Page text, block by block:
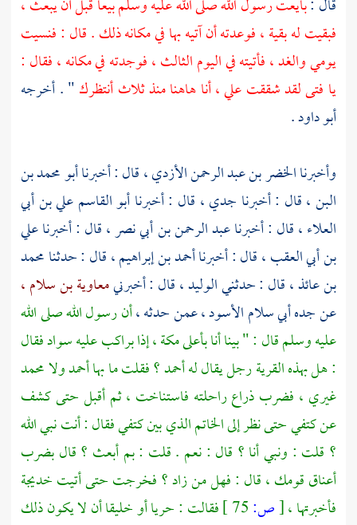
قال :بايعت رسول الله صلى الله عليه وسلم بيعا قبل أن يبعث ،
فبقيت له بقية ، فوعدته أن آتيه بها في مكانه ذلك . قال : فنسيت
يومي والغد ، فأتيته في اليوم الثالث ، فوجدته في مكانه ، فقال :
يا فتى لقد شققت علي ، أنا هاهنا منذ ثلاث أنتظرك" . أخرجه
أبو داود.
وأخبرناالخضر بن عبد الرحمن الأزدي ،قال : أخبرناأبو محمد بن
البن ،قال : أخبرنا جدي ، قال : أخبرناأبو القاسم علي بن أبي
العلاء ،قال : أخبرناعبد الرحمن بن أبي نصر ،قال : أخبرناعلي
بن أبي العقب ،قال : أخبرناأحمد بن إبراهيم ،قال : حدثنامحمد
بن عائذ ،قال : حدثنيالوليد ،قال : أخبرنيمعاوية بن سلام ،
عن جدهأبي سلام الأسود ،عمن حدثه ،أن رسول الله صلى الله
عليه وسلم قال : " بينا أنا بأعلىمكة ،إذا براكب عليه سواد فقال
: هل بهذه القرية رجل يقال له أحمد ؟ فقلت ما بها أحمد ولامحمد
غيري ، فضرب ذراع راحلته فاستناخت ، ثم أقبل حتى كشف
عن كتفي حتى نظر إلى الخاتم الذي بين كتفي فقال : أنت نبي الله
؟ قلت : ونبي أنا ؟ قال : نعم . قلت : بم أبعث ؟ قال بضرب
أعناق قومك ، قال : فهل من زاد ؟ فخرجت حتى أتيتخديجة
فأخبرتها ،[ص:
فقالت : حريا أو خليقا أن لا يكون ذلك